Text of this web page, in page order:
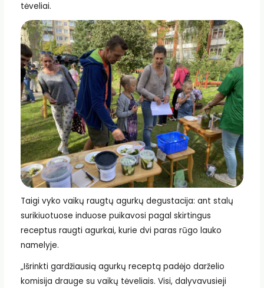
tėveliai.
Taigi vyko vaikų raugtų agurkų degustacija: ant stalų
surikiuotuose induose puikavosi pagal skirtingus
receptus raugti agurkai, kurie dvi paras rūgo lauko
namelyje.
„Išrinkti gardžiausią agurkų receptą padėjo darželio
komisija drauge su vaikų tėveliais. Visi, dalyvavusieji